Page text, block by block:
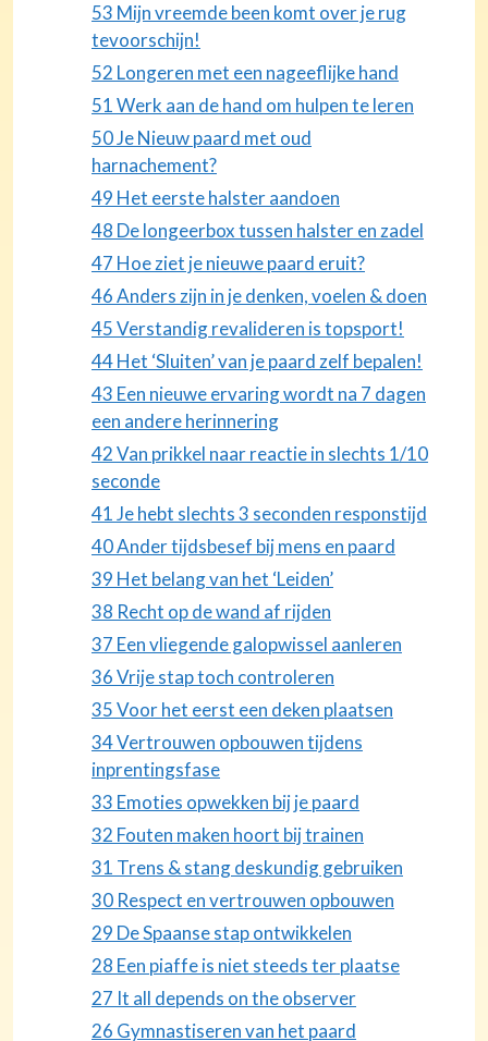
53 Mijn vreemde been komt over je rug
tevoorschijn!
52 Longeren met een nageeflijke hand
51 Werk aan de hand om hulpen te leren
50 Je Nieuw paard met oud
harnachement?
49 Het eerste halster aandoen
48 De longeerbox tussen halster en zadel
47 Hoe ziet je nieuwe paard eruit?
46 Anders zijn in je denken, voelen & doen
45 Verstandig revalideren is topsport!
44 Het ‘Sluiten’ van je paard zelf bepalen!
43 Een nieuwe ervaring wordt na 7 dagen
een andere herinnering
42 Van prikkel naar reactie in slechts 1/10
seconde
41 Je hebt slechts 3 seconden responstijd
40 Ander tijdsbesef bij mens en paard
39 Het belang van het ‘Leiden’
38 Recht op de wand af rijden
37 Een vliegende galopwissel aanleren
36 Vrije stap toch controleren
35 Voor het eerst een deken plaatsen
34 Vertrouwen opbouwen tijdens
inprentingsfase
33 Emoties opwekken bij je paard
32 Fouten maken hoort bij trainen
31 Trens & stang deskundig gebruiken
30 Respect en vertrouwen opbouwen
29 De Spaanse stap ontwikkelen
28 Een piaffe is niet steeds ter plaatse
27 It all depends on the observer
26 Gymnastiseren van het paard